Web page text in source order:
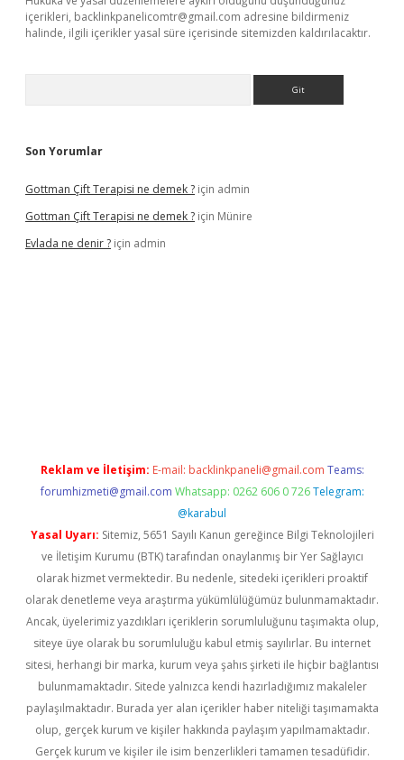
içerikleri, backlinkpanelicomtr@gmail.com adresine bildirmeniz
halinde, ilgili içerikler yasal süre içerisinde sitemizden kaldırılacaktır.
Son Yorumlar
Gottman Çift Terapisi ne demek ? için admin
Gottman Çift Terapisi ne demek ? için Münire
Evlada ne denir ? için admin
Reklam ve İletişim: E-mail: backlinkpaneli@gmail.com Teams:
forumhizmeti@gmail.com Whatsapp: 0262 606 0 726 Telegram:
@karabul
Yasal Uyarı: Sitemiz, 5651 Sayılı Kanun gereğince Bilgi Teknolojileri
ve İletişim Kurumu (BTK) tarafından onaylanmış bir Yer Sağlayıcı
olarak hizmet vermektedir. Bu nedenle, sitedeki içerikleri proaktif
olarak denetleme veya araştırma yükümlülüğümüz bulunmamaktadır.
Ancak, üyelerimiz yazdıkları içeriklerin sorumluluğunu taşımakta olup,
siteye üye olarak bu sorumluluğu kabul etmiş sayılırlar. Bu internet
sitesi, herhangi bir marka, kurum veya şahıs şirketi ile hiçbir bağlantısı
bulunmamaktadır. Sitede yalnızca kendi hazırladığımız makaleler
paylaşılmaktadır. Burada yer alan içerikler haber niteliği taşımamakta
olup, gerçek kurum ve kişiler hakkında paylaşım yapılmamaktadır.
Gerçek kurum ve kişiler ile isim benzerlikleri tamamen tesadüfidir.